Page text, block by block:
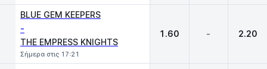
BLUE GEM KEEPERS
-
THE EMPRESS KNIGHTS
Σήμερα στις 17:21
1.60 - 2.20